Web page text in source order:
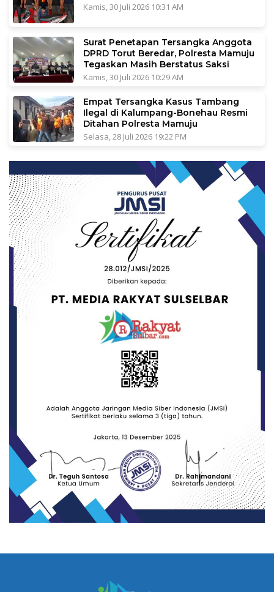
Kamis, 30 Juli 2026 10:31 AM
Surat Penetapan Tersangka Anggota
DPRD Torut Beredar, Polresta Mamuju
Tegaskan Masih Berstatus Saksi
Kamis, 30 Juli 2026 10:29 AM
Empat Tersangka Kasus Tambang
Ilegal di Kalumpang-Bonehau Resmi
Ditahan Polresta Mamuju
Selasa, 28 Juli 2026 19:22 PM